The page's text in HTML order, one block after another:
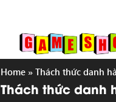
Home » Thách thức danh
Thách thức danh